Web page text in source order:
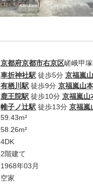
京都府京都市右京区嵯峨甲
車折神社駅 徒歩5分 京福嵐
有栖川駅 徒歩9分 京福嵐山
鹿王院駅 徒歩10分 京福嵐山
帷子ノ辻駅 徒歩13分 京福嵐
59.43m²
58.26m²
4DK
2階建て
1968年03月
空家